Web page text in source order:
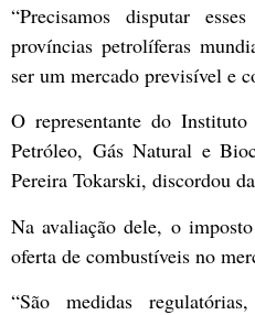
“Precisamos disputar
províncias petrolíferas
ser um mercado previsível e
O representante do
Petróleo, Gás Natural e
Pereira Tokarski, discordou
Na avaliação dele, o
oferta de combustíveis no
“São medidas